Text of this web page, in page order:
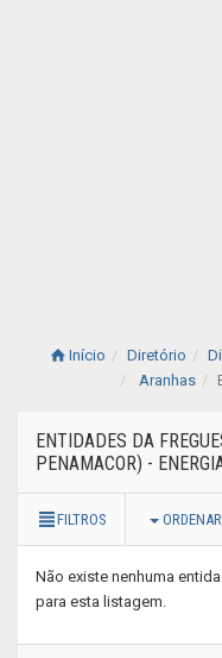
Início Diretório
Aranhas
ENTIDADES DA
PENAMACOR) -
FILTROS
Não existe nenhuma
para esta listagem.